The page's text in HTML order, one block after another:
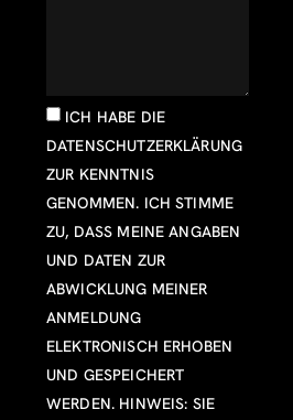
ICH HABE DIE
DATENSCHUTZERKLÄRUNG
ZUR KENNTNIS
GENOMMEN. ICH STIMME
ZU, DASS MEINE ANGABEN
UND DATEN ZUR
ABWICKLUNG MEINER
ANMELDUNG
ELEKTRONISCH ERHOBEN
UND GESPEICHERT
WERDEN. HINWEIS: SIE